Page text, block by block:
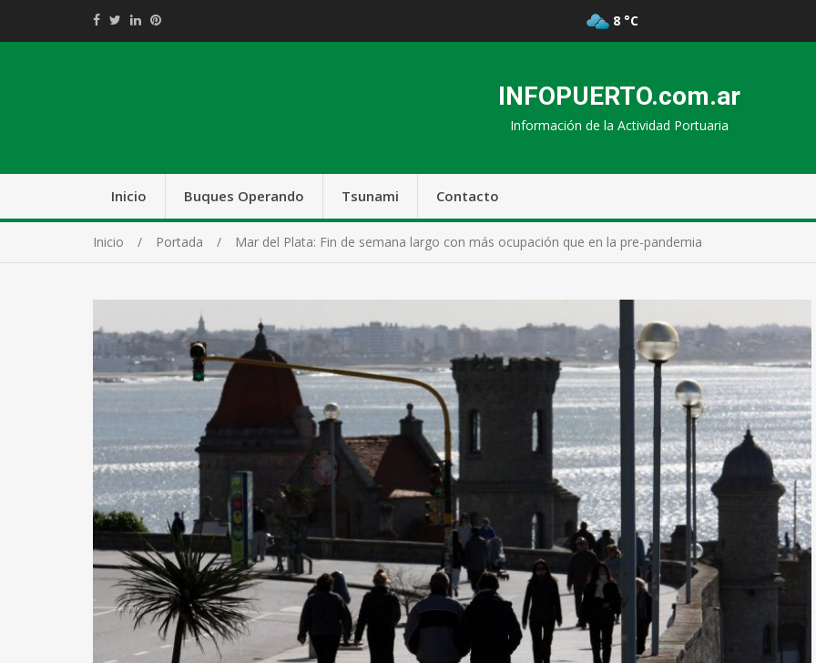
8 °C
INFOPUERTO.com.ar
Información de la Actividad Portuaria
Inicio Buques Operando Tsunami Contacto
Inicio Portada Mar del Plata: Fin de semana largo con más ocupación que en la pre-pandemia